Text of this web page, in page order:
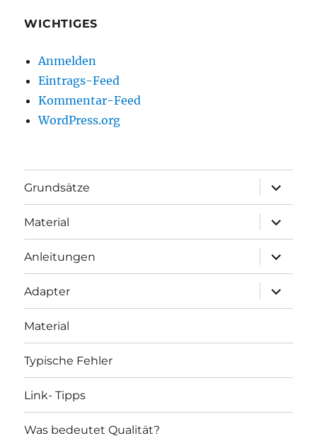
WICHTIGES
Anmelden
Eintrags-Feed
Kommentar-Feed
WordPress.org
Grundsätze
öffnen
Material
öffnen
Anleitungen
öffnen
Adapter
öffnen
Material
Typische Fehler
Link- Tipps
Was bedeutet Qualität?